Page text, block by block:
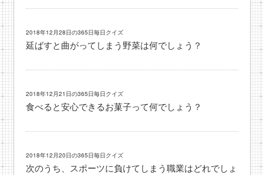
2018年12月28日の365日毎日クイズ
延ばすと曲がってしまう野菜は何でしょう？
2018年12月21日の365日毎日クイズ
食べると安心できるお菓子って何でしょう？
2018年12月20日の365日毎日クイズ
次のうち、スポーツに負けてしまう職業はどれでしょ